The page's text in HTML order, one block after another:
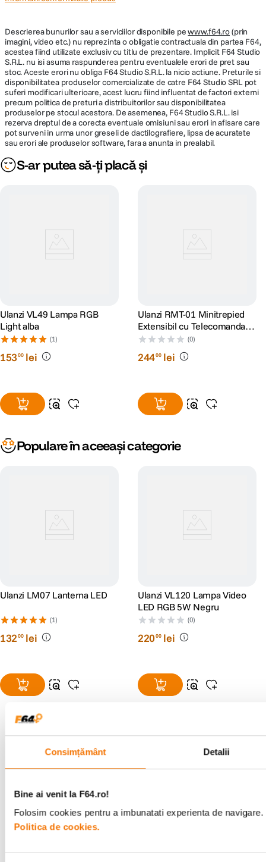
Consimțământ Detalii
Bine ai venit la F64.ro!
Folosim cookies pentru a imbunatati experienta de
Politica de cookies.
Descrierea bunurilor sau a serviciilor disponibile pewww.f64.ro(prin
imagini, video etc.) nu reprezinta o obligatie contractuala din partea F64,
acestea fiind utilizate exclusiv cu titlu de prezentare. Implicit F64 Studio
S.R.L. nu isi asuma raspunderea pentru eventualele erori de pret sau
stoc. Aceste erori nu obliga F64 Studio S.R.L. la nicio actiune. Preturile si
disponibilitatea produselor comercializate de catre F64 Studio SRL pot
suferi modificari ulterioare, acest lucru fiind influentat de factori externi
precum politica de preturi a distribuitorilor sau disponibilitatea
produselor pe stocul acestora. De asemenea, F64 Studio S.R.L. isi
rezerva dreptul de a corecta eventuale omisiuni sau erori in afisare care
pot surveni in urma unor greseli de dactilografiere, lipsa de acuratete
sau erori ale produselor software, fara a anunta in prealabil.
S-ar putea să-ți placă și
Ulanzi VL49 Lampa RGB
Light alba
(1)
15300 lei
Ulanzi RMT-01 Minitrepied
Extensibil cu Telecomanda
Bluetooth
(0)
24400 lei
Populare în aceeași categorie
Ulanzi LM07 Lanterna LED
(1)
13200 lei
Ulanzi VL120 Lampa Video
LED RGB 5W Negru
(0)
22000 lei
Alatura-te comunitatii creatorilor
pentru tine.
Consultanta
Livrare gratuita